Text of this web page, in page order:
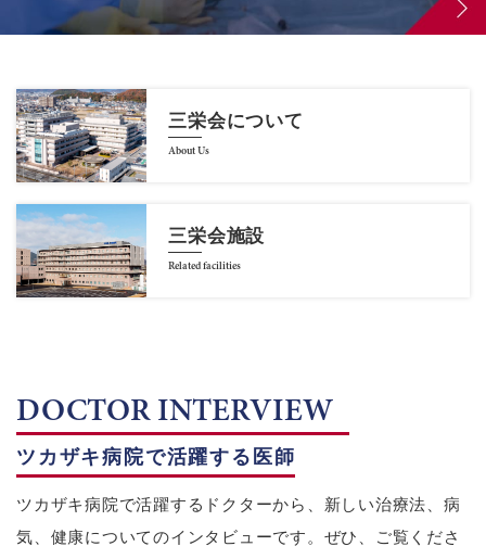
三栄会について
About Us
三栄会施設
Related facilities
DOCTOR INTERVIEW
ツカザキ病院で活躍する医師
ツカザキ病院で活躍するドクターから、新しい治療法、病
気、健康についてのインタビューです。ぜひ、ご覧くださ